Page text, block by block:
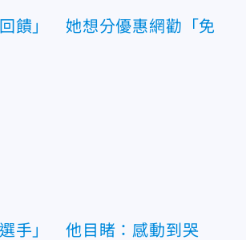
饋」 她想分優惠網勸「免
手」 他目睹：感動到哭